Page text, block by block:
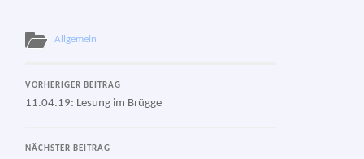
Allgemein
VORHERIGER BEITRAG
11.04.19: Lesung im Brügge
NÄCHSTER BEITRAG